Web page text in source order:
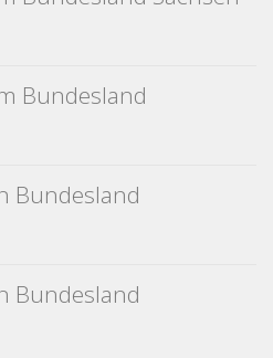
Bundesland
Bundesland
Bundesland